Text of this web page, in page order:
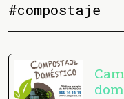
#compostaje